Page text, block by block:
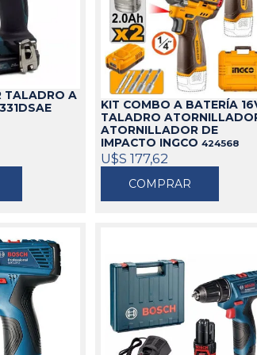
Cajas
Bolsos
Cinturones
Carros
Mesas
Ver todo
Aceite
Aceite
Candados
Aparejos
Arenadoras
Aspiradoras
Batea lava
Ver todo
TALADRO A
KIT COMBO A BATERÍA
TALADRO
ATORNILLADOR DE
IMPACTO INGCO424568
U$S 177,62
COMPRAR